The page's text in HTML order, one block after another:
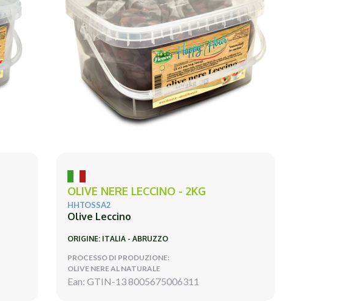
OLIVE NERE LECCINO - 2KG
HHTOSSA2
Olive Leccino
ORIGINE: ITALIA - ABRUZZO
PROCESSO DI PRODUZIONE:
OLIVE NERE AL NATURALE
Ean: GTIN-13 8005675006311